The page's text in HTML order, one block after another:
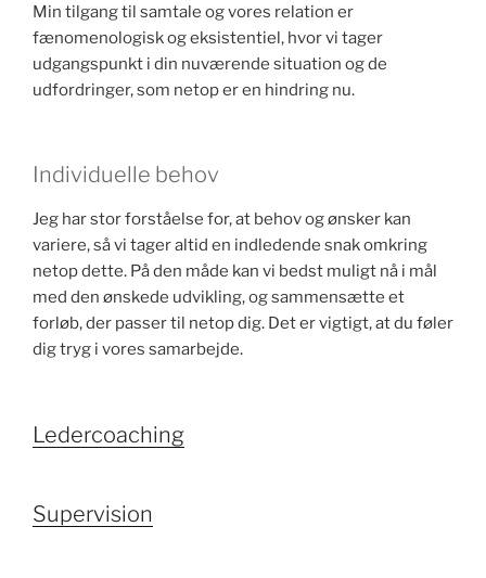
Min tilgang til samtale og vores relation er
fænomenologisk og eksistentiel, hvor vi tager
udgangspunkt i din nuværende situation og de
udfordringer, som netop er en hindring nu.
Individuelle behov
Jeg har stor forståelse for, at behov og ønsker kan
variere, så vi tager altid en indledende snak omkring
netop dette. På den måde kan vi bedst muligt nå i mål
med den ønskede udvikling, og sammensætte et
forløb, der passer til netop dig. Det er vigtigt, at du føler
dig tryg i vores samarbejde.
Ledercoaching
Supervision